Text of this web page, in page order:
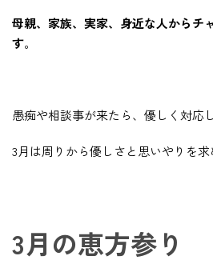
母親、家族、実家、身近な人からチ
す。
愚痴や相談事が来たら、優しく対応
3月は周りから優しさと思いやりを
3月の恵方参り